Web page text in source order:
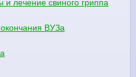
лечение свиного гриппа
ВУЗа